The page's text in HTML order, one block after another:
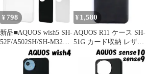
¥798
新品■AQUOS wish5 SH-
52F/A502SH/SH-M32専
用シンプルなハードカ
バースマホケース・
SHARP aquos wish 5
¥ 1,580
AQUOS R11 ケース SH-
51G カード収納 レザー
スマート ケース
【Color】ブラック